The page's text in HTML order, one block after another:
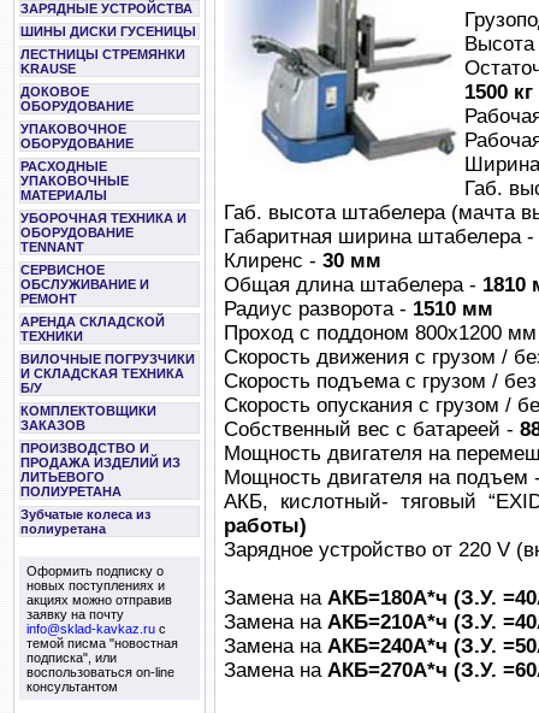
ЗАРЯДНЫЕ УСТРОЙСТВА
ШИНЫ ДИСКИ ГУСЕНИЦЫ
ЛЕСТНИЦЫ СТРЕМЯНКИ
KRAUSE
ДОКОВОЕ
ОБОРУДОВАНИЕ
УПАКОВОЧНОЕ
ОБОРУДОВАНИЕ
РАСХОДНЫЕ
УПАКОВОЧНЫЕ
МАТЕРИАЛЫ
УБОРОЧНАЯ ТЕХНИКА И
ОБОРУДОВАНИЕ
TENNANT
СЕРВИСНОЕ
ОБСЛУЖИВАНИЕ И
РЕМОНТ
АРЕНДА СКЛАДСКОЙ
ТЕХНИКИ
ВИЛОЧНЫЕ ПОГРУЗЧИКИ
И СКЛАДСКАЯ ТЕХНИКА
Б/У
КОМПЛЕКТОВЩИКИ
ЗАКАЗОВ
ПРОИЗВОДСТВО И
ПРОДАЖА ИЗДЕЛИЙ ИЗ
ЛИТЬЕВОГО
ПОЛИУРЕТАНА
Зубчатые колеса из
полиуретана
Оформить подписку о
новых поступлениях и
акциях можно отправив
заявку на почту
info@sklad-kavkaz.ruс
темой писма "новостная
подписка", или
воспользоваться on-line
консультантом
1500 кг
Габ.
Габ. высота штабелера (мачта
Габаритная ширина штабелера -
Клиренс - 30 мм
Общая длина штабелера - 1810
Радиус разворота - 1510 мм
Проход с поддоном 800х1200
Скорость движения с грузом /
Скорость подъема с грузом /
Скорость опускания с грузом /
Собственный вес с батареей -
Мощность двигателя на
Мощность двигателя на подъем
АКБ, кислотный- тяговый
работы)
Зарядное устройство от 220 V
Замена на АКБ=180А*ч (З.У.
Замена на АКБ=210А*ч (З.У.
Замена на АКБ=240А*ч (З.У.
Замена на АКБ=270А*ч (З.У.